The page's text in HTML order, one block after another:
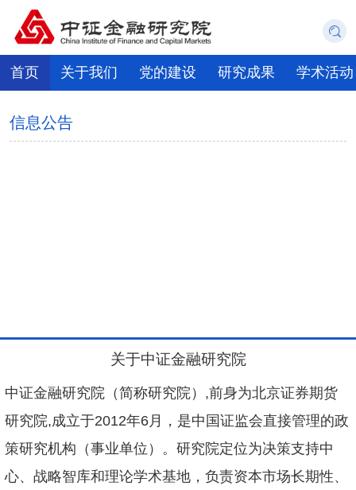
首页 关于我们 党的建设 研究成果 学术活动
信息公告
关于中证金融研究院
中证金融研究院（简称研究院）,前身为北京证券期货
研究院,成立于2012年6月，是中国证监会直接管理的政
策研究机构（事业单位）。研究院定位为决策支持中
心、战略智库和理论学术基地，负责资本市场长期性、